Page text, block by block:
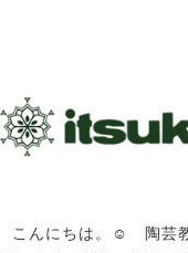
こんにちは。☺️ 陶芸